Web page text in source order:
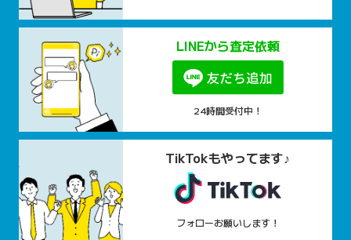
LINEから査定依頼
24時間受付中！
TikTokもやってます♪
フォローお願いします！